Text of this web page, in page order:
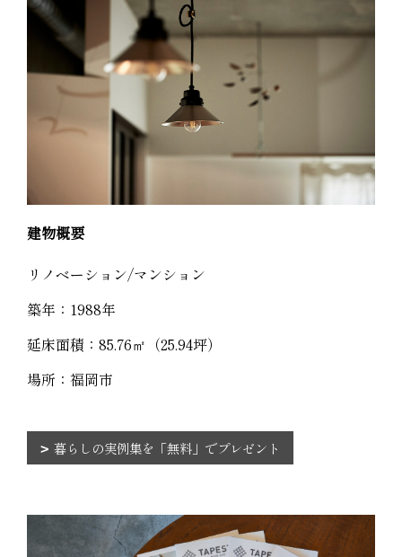
建物概要
リノベーション/マンション
築年：1988年
延床面積：85.76㎡（25.94坪）
場所：福岡市
暮らしの実例集を「無料」でプレゼント